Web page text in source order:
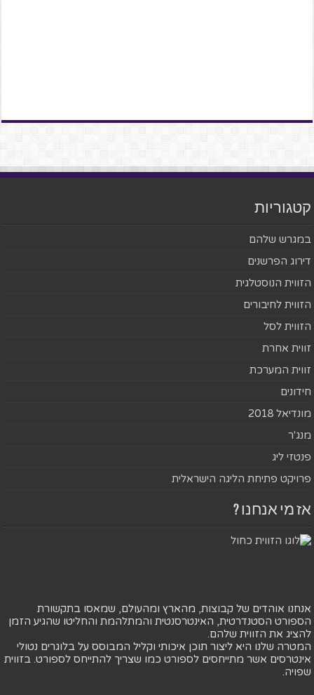
קטגוריות
במגרש שלהם
דירוג הפרשנים
הזווית הנוסטלגית
הזווית לחיבורים
הזווית לסל
זווית אחרת
זווית המערכת
חידונים
מונדיאל 2018
מנג'ר
פנטזי ליג
פרויקט פתיחת הליגה הישראלית
אז מי אנחנו ?
אנחנו אוהדים של קבוצות, מהארץ ומהעולם, שמאסו בתקשורת
הספורט הסטנדרטית, האינטרסנטית והמתלהמת והחליטו שהגיע הזמן
להציג את הזווית שלהם.
המטרה שלנו היא ליצור תוכן איכותי וקליל המבוסס על בלוגרים נטולי
אינטרסים אשר מתייחסים לספורט כמו שצריך להתייחס לספורט. בזווית
שפויה.